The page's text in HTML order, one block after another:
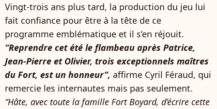
Vingt-trois ans plus tard, la production du jeu lui
fait confiance pour être à la tête de ce
programme emblématique et il s’en réjouit.
“Reprendre cet été le flambeau après Patrice,
Jean-Pierre et Olivier, trois exceptionnels maîtres
du Fort, est un honneur”, affirme Cyril Féraud, qui
remercie les internautes mais pas seulement.
“Hâte, avec toute la famille Fort Boyard, d’écrire cette